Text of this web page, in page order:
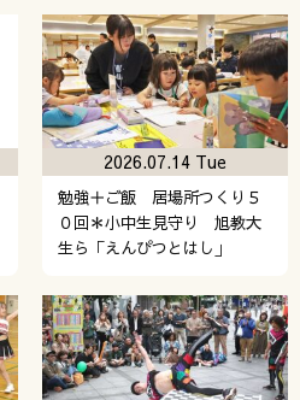
勉強＋ご飯 居場所つくり５
０回＊小中生見守り 旭教大
生ら「えんぴつとはし」
2026.07.14 Tue